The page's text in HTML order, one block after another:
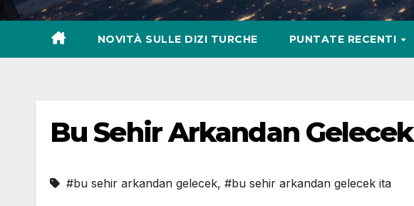
NOVITÀ SULLE DIZI TURCHE PUNTATE RECENTI
Bu Sehir Arkandan Gelecek
#bu sehir arkandan gelecek, #bu sehir arkandan gelecek ita